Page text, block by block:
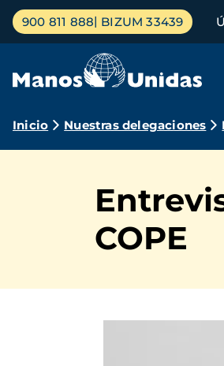
Pasar
contenido
Menú
principal
900 811 888 BIZUM 33439
Ruta
navegación
Inicio Nuestras delegaciones
COPE